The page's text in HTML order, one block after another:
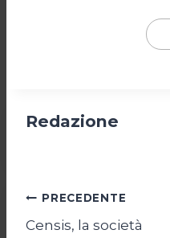
Redazione
Navigazione
PRECEDENTE
Censis, la società